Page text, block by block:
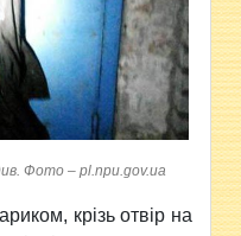
Фото – pl.npu.gov.ua
крізь отвір на